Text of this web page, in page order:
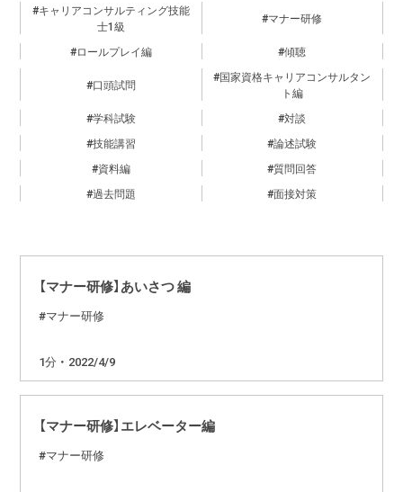
キャリアコンサルティング技能
士1級
マナー研修
ロールプレイ編 傾聴
口頭試問
国家資格キャリアコンサルタン
ト編
学科試験
対談
技能講習
論述試験
資料編
質問回答
過去問題
面接対策
【マナー研修】あいさつ 編
マナー研修
1分 ・ 2022/4/9
【マナー研修】エレベーター編
マナー研修